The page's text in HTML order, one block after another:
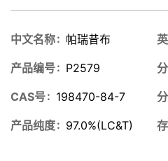
中文名称 帕瑞昔布
产品编号 P2579
CAS号 198470-84-7
产品纯度 97.0%(LC&T)